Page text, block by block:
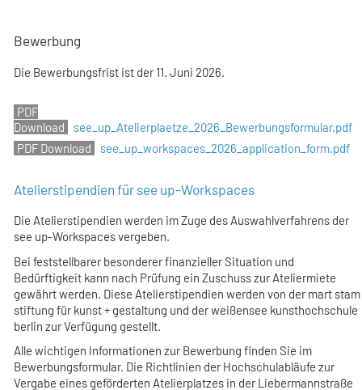
Bewerbung
Die Bewerbungsfrist ist der 11. Juni 2026.
see_up_Atelierplaetze_2026_Bewerbungsformular.pdf
see_up_workspaces_2026_application_form.pdf
Atelierstipendien für see up-Workspaces
Die Atelierstipendien werden im Zuge des Auswahlverfahrens der
see up-Workspaces vergeben.
Bei feststellbarer besonderer finanzieller Situation und
Bedürftigkeit kann nach Prüfung ein Zuschuss zur Ateliermiete
gewährt werden. Diese Atelierstipendien werden von der mart stam
stiftung für kunst + gestaltung und der weißensee kunsthochschule
berlin zur Verfügung gestellt.
Alle wichtigen Informationen zur Bewerbung finden Sie im
Bewerbungsformular. Die Richtlinien der Hochschulabläufe zur
Vergabe eines geförderten Atelierplatzes in der Liebermannstraße